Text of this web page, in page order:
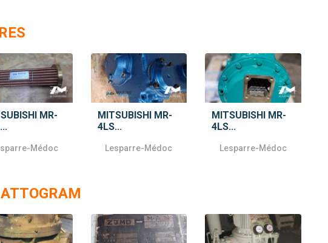
MR-
Médoc
MITSUBISHI MR-
4LS...
Lesparre-Médoc
MITSUBISHI MR-
4LS...
Lesparre-Médoc